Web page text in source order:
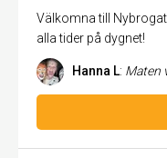
Välkomna till
alla tider på dygnet!
Hanna L: Maten var fantastiskt god och